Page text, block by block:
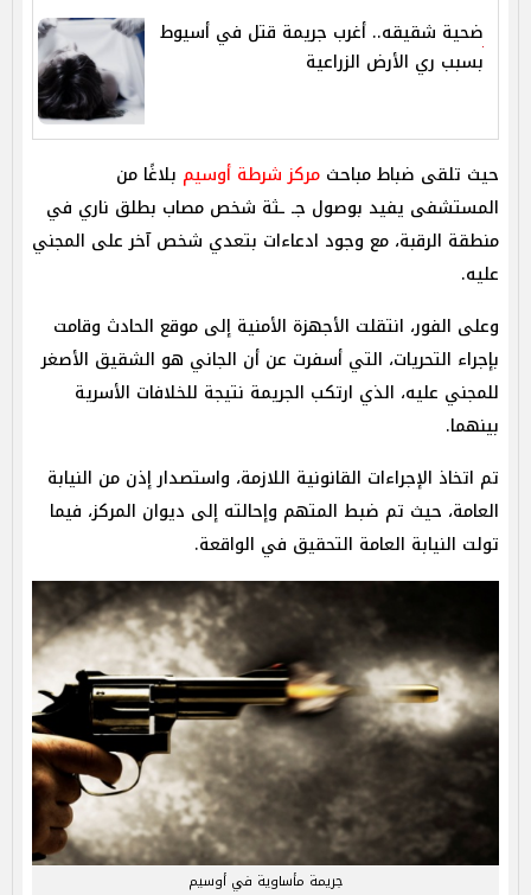
ضحية شقيقه.. أغرب جريمة قتل في أسيوط
بسبب ري الأرض الزراعية
حيث تلقى ضباط مباحث مركز شرطة أوسيم بلاغًا من
المستشفى يفيد بوصول جـ ـثة شخص مصاب بطلق ناري في
منطقة الرقبة، مع وجود ادعاءات بتعدي شخص آخر على المجني
عليه.
وعلى الفور، انتقلت الأجهزة الأمنية إلى موقع الحادث وقامت
بإجراء التحريات، التي أسفرت عن أن الجاني هو الشقيق الأصغر
للمجني عليه، الذي ارتكب الجريمة نتيجة للخلافات الأسرية
بينهما.
تم اتخاذ الإجراءات القانونية اللازمة، واستصدار إذن من النيابة
العامة، حيث تم ضبط المتهم وإحالته إلى ديوان المركز، فيما
تولت النيابة العامة التحقيق في الواقعة.
جريمة مأساوية في أوسيم